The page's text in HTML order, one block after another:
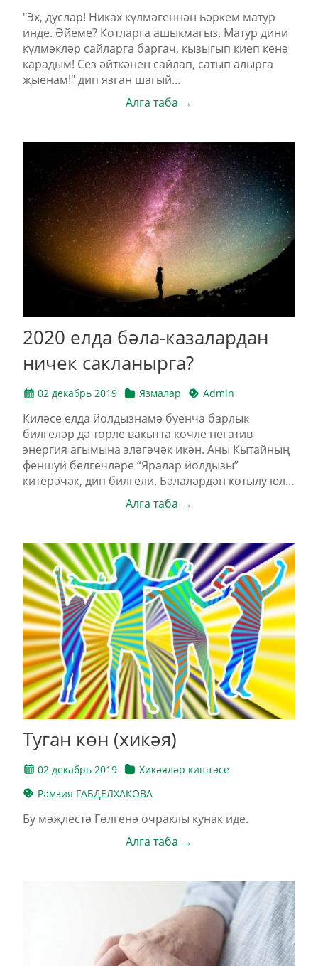
"Эх, дуслар! Никах күлмәгеннән һәркем матур
инде. Әйеме? Котларга ашыкмагыз. Матур дини
күлмәкләр сайларга баргач, кызыгып киеп кенә
карадым! Сез әйткәнен сайлап, сатып алырга
җыенам!" дип язган шагый...
Алга таба →
2020 елда бәла-казалардан
ничек сакланырга?
02 декабрь 2019 Язмалар Admin
Киләсе елда йолдызнамә буенча барлык
билгеләр дә төрле вакытта көчле негатив
энергия агымына эләгәчәк икән. Аны Кытайның
феншуй белгечләре “Яралар йолдызы”
китерәчәк, дип билгели. Бәлаләрдән котылу юл...
Алга таба →
Туган көн (хикәя)
02 декабрь 2019
Хикәяләр киштәсе
Рәмзия ГАБДЕЛХАКОВА
Бу мәҗлестә Гөлгенә очраклы кунак иде.
Алга таба →